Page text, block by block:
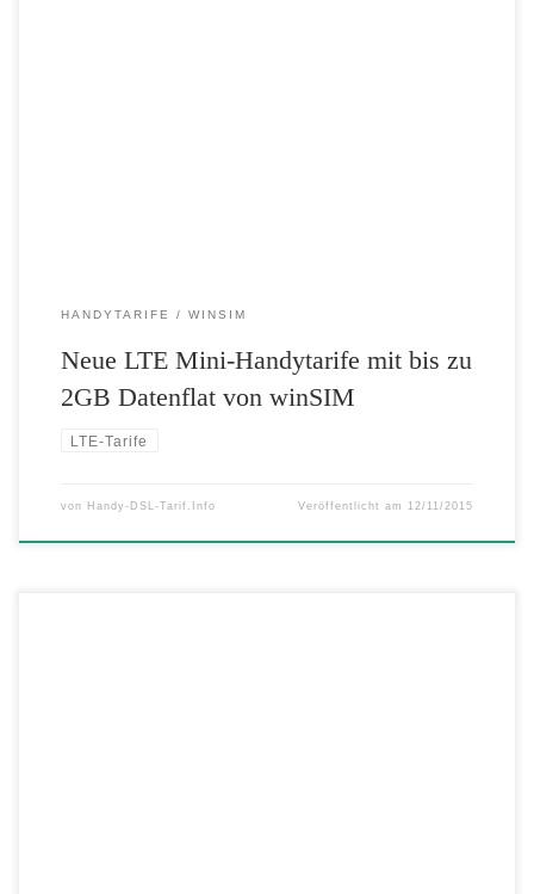
HANDYTARIFE WINSIM
Neue LTE Mini-Handytarife mit bis zu
2GB Datenflat von winSIM
LTE-Tarife
von Handy-DSL-Tarif.Info Veröffentlicht am 12/11/2015